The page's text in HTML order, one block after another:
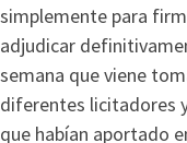
simplemente para
adjudicar
semana que viene
diferentes licitadores
que habían aportado